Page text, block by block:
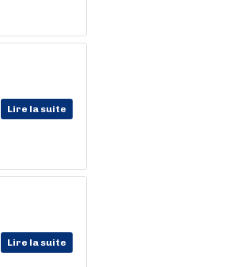
Lire la suite
Lire la suite